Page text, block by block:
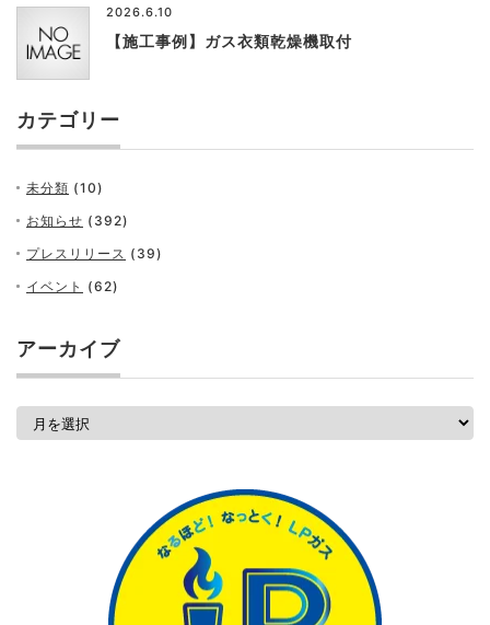
2026.6.10
【施工事例】ガス衣類乾燥機取付
カテゴリー
未分類 (10)
お知らせ (392)
プレスリリース (39)
イベント (62)
アーカイブ
ア